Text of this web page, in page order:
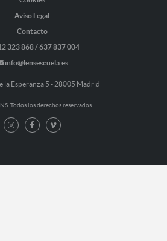
Aviso Legal
Contacto
323 868 / 637 837 004
info@lensescuela.es
la Esperanza 5 - 28005 Madrid
Todos los derechos reservados.